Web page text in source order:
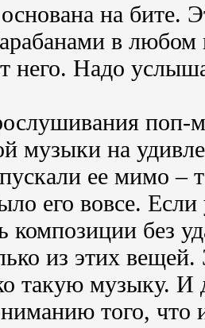
на бите.
в
него. Надо
поп-
музыки на
ее мимо –
его вовсе.
композиции без
из этих вещей.
такую музыку. И
того, что